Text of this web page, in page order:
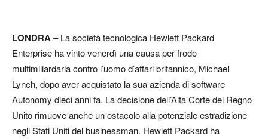
LONDRA– La società tecnologica Hewlett Packard
Enterprise ha vinto venerdì una causa per frode
multimiliardaria contro l’uomo d’affari britannico, Michael
Lynch, dopo aver acquistato la sua azienda di software
Autonomy dieci anni fa. La decisione dell’Alta Corte del Regno
Unito rimuove anche un ostacolo alla potenziale estradizione
negli Stati Uniti del businessman. Hewlett Packard ha